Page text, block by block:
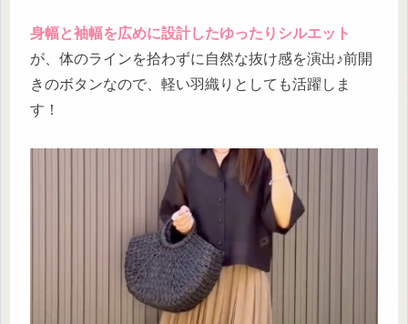
身幅と袖幅を広めに設計したゆったりシルエット
が、体のラインを拾わずに自然な抜け感を演出♪前開
きのボタンなので、軽い羽織りとしても活躍しま
す！